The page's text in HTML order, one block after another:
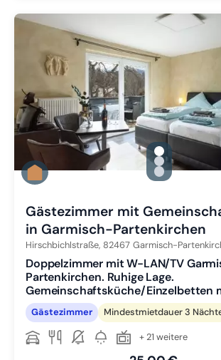
Zu Slide 1
Zu Slide 2
Zu Slide 3
Gästezimmer mit
in Garmisch-Partenkirchen
Hirschbichlstraße, 82467 Garmisch-
Doppelzimmer mit W-LAN/TV
Partenkirchen. Ruhige Lage.
Gemeinschaftsküche/Einzelbetten
Gästezimmer Mindestmietdauer 3
+ 21 weitere